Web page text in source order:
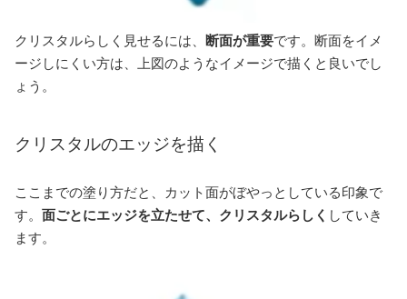
クリスタルらしく見せるには、 断面が重要です。断面をイメ
ージしにくい方は、上図のようなイメージで描くと良いでし
ょう。
クリスタルのエッジを描く
ここまでの塗り方だと、カット面がぼやっとしている印象で
す。 面ごとにエッジを立たせて、クリスタルらしく していき
ます。